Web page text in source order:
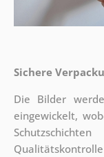
Sichere
Die Bilder
eingewickelt,